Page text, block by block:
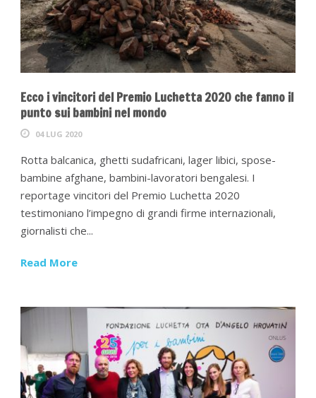
Ecco i vincitori del Premio Luchetta 2020 che fanno il
punto sui bambini nel mondo
04 LUG 2020
Rotta balcanica, ghetti sudafricani, lager libici, spose-
bambine afghane, bambini-lavoratori bengalesi. I
reportage vincitori del Premio Luchetta 2020
testimoniano l’impegno di grandi firme internazionali,
giornalisti che...
Read More